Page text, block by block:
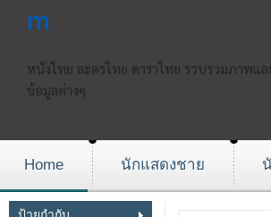
m
หนังไทย ละครไทย ดาราไทย รวบรวมภาพแล
ข้อมูลต่างๆ
Home นักแสดงชาย